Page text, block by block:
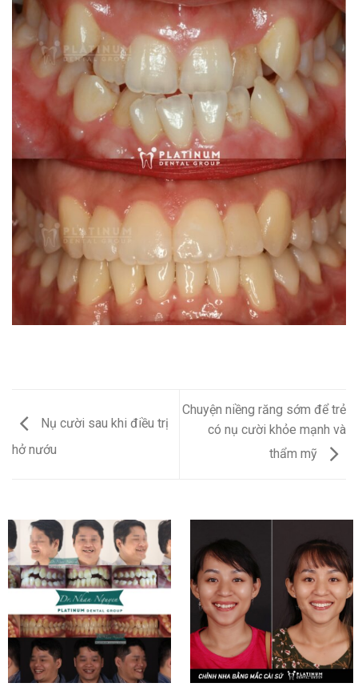
Nụ cười sau khi điều trị
hở nướu
Chuyện niềng răng sớm để trẻ
có nụ cười khỏe mạnh và
thẩm mỹ